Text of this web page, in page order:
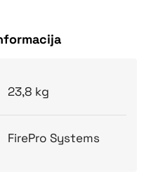
23,8 kg
FirePro Systems